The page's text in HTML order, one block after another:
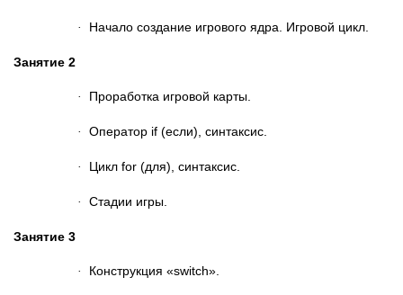
· Начало создание игрового ядра. Игровой цикл.
Занятие 2
· Проработка игровой карты.
· Оператор if (если), синтаксис.
· Цикл for (для), синтаксис.
· Стадии игры.
Занятие 3
· Конструкция «switch».